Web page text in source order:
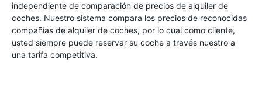
independiente de comparación de precios de alquiler de
coches. Nuestro sistema compara los precios de reconocidas
compañías de alquiler de coches, por lo cual como cliente,
usted siempre puede reservar su coche a través nuestro a
una tarifa competitiva.